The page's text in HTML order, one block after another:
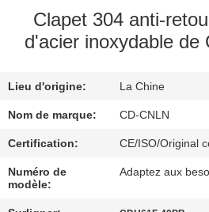
NOUS
D'USINE
CONTRÔLE
DE
QUALITÉ
Clapet 304 anti-
d'acier inoxydable de
Lieu d'origine: La Chine
Nom de marque: CD-CNLN
Certification: CE/ISO/Original
Numéro de
modèle:
Adaptez aux